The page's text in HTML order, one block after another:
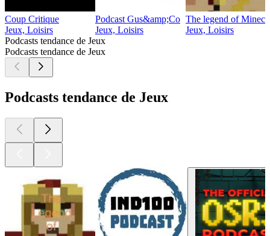
Coup Critique
Jeux, Loisirs
Podcast Gus&amp;Co
Jeux, Loisirs
The legend of
Jeux, Loisirs
Podcasts tendance de Jeux
Podcasts tendance de Jeux
Podcasts tendance de Jeux